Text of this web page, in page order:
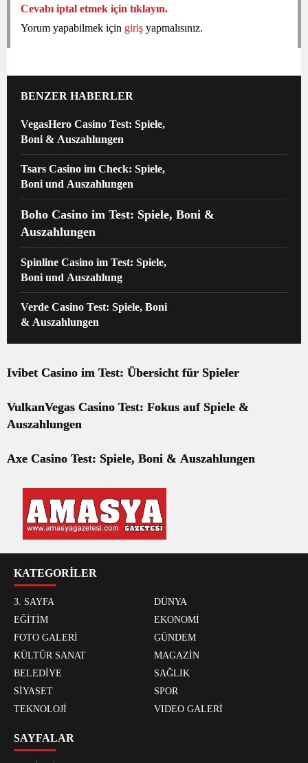
Cevabı iptal etmek için tıklayın.
Yorum yapabilmek için giriş yapmalısınız.
BENZER HABERLER
VegasHero Casino Test: Spiele,
Boni & Auszahlungen
Tsars Casino im Check: Spiele,
Boni und Auszahlungen
Boho Casino im Test: Spiele, Boni &
Auszahlungen
Spinline Casino im Test: Spiele,
Boni und Auszahlung
Verde Casino Test: Spiele, Boni
& Auszahlungen
Ivibet Casino im Test: Übersicht für Spieler
VulkanVegas Casino Test: Fokus auf Spiele &
Auszahlungen
Axe Casino Test: Spiele, Boni & Auszahlungen
KATEGORİLER
3. SAYFA
DÜNYA
EĞİTİM
EKONOMİ
FOTO GALERİ
GÜNDEM
KÜLTÜR SANAT
MAGAZİN
BELEDİYE
SAĞLIK
SİYASET
SPOR
TEKNOLOJİ
VIDEO GALERİ
SAYFALAR